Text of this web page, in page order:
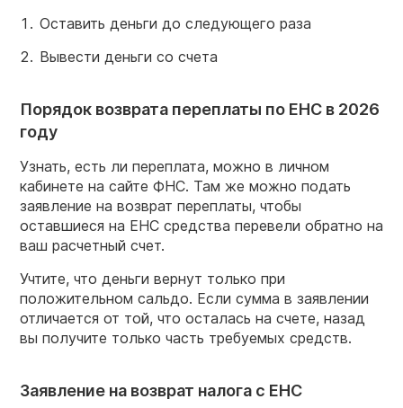
Оставить деньги до следующего раза
Вывести деньги со счета
Порядок возврата переплаты по ЕНС в 2026
году
Узнать, есть ли переплата, можно в личном
кабинете на сайте ФНС. Там же можно подать
заявление на возврат переплаты, чтобы
оставшиеся на ЕНС средства перевели обратно на
ваш расчетный счет.
Учтите, что деньги вернут только при
положительном сальдо. Если сумма в заявлении
отличается от той, что осталась на счете, назад
вы получите только часть требуемых средств.
Заявление на возврат налога с ЕНС